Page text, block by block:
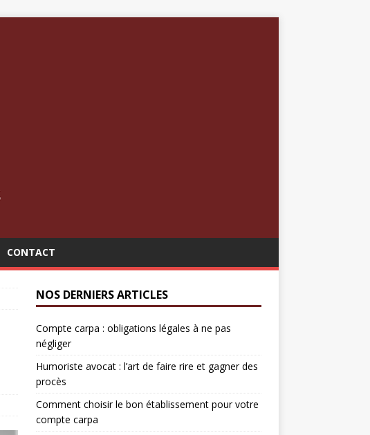
CONTACT
NOS DERNIERS ARTICLES
Compte carpa : obligations légales à ne pas
négliger
Humoriste avocat : l’art de faire rire et gagner des
procès
Comment choisir le bon établissement pour votre
compte carpa